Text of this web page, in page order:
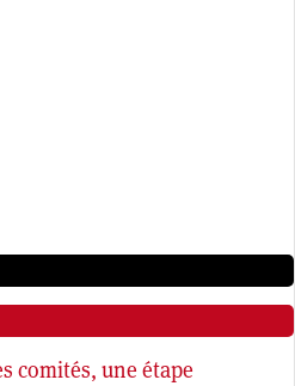
comités, une étape